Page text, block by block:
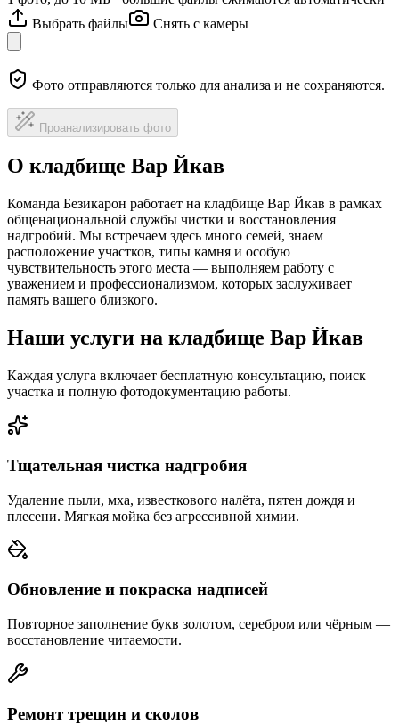
Выбрать файлы
Снять с камеры
Фото отправляются только для анализа и не сохраняются.
Проанализировать фото
О кладбище Вар Йкав
Команда Безикарон работает на кладбище Вар Йкав в рамках
общенациональной службы чистки и восстановления
надгробий. Мы встречаем здесь много семей, знаем
расположение участков, типы камня и особую
чувствительность этого места — выполняем работу с
уважением и профессионализмом, которых заслуживает
память вашего близкого.
Наши услуги на кладбище Вар Йкав
Каждая услуга включает бесплатную консультацию, поиск
участка и полную фотодокументацию работы.
Тщательная чистка надгробия
Удаление пыли, мха, известкового налёта, пятен дождя и
плесени. Мягкая мойка без агрессивной химии.
Обновление и покраска надписей
Повторное заполнение букв золотом, серебром или чёрным —
восстановление читаемости.
Ремонт трещин и сколов